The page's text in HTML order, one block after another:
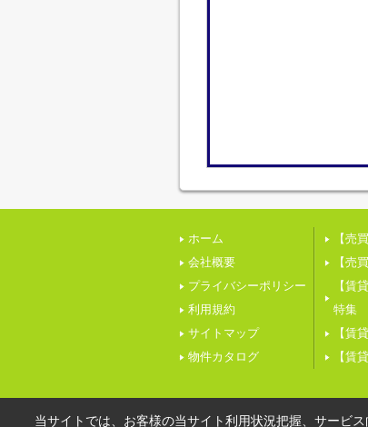
ホーム
会社概要
プライバシーポリシー
利用規約
サイトマップ
物件カタログ
【売
【売
【賃
特集
【賃
【賃
当サイトでは、お客様の当サイト利用状況把握、サービ